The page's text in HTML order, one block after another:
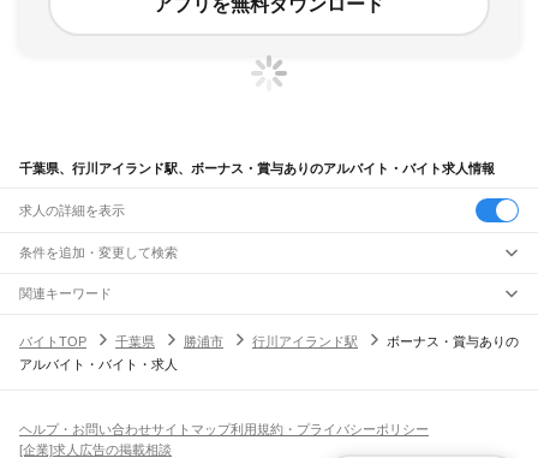
千葉県、行川アイランド駅、ボーナス・賞与ありのアルバイト・バイト求人情報
求人の詳細を表示
条件を追加・変更して検索
市区町村を追加・変更
千葉県すべて
千葉市 すべて
旭市習志野市柏市勝浦市市原市流山市八千代市我孫子市鴨川市鎌ケ谷市
駅を追加・変更
JR中央・総武線
市川駅本八幡駅下総中山駅 津田沼駅幕張本郷駅幕張駅
職種を追加・変更
飲食・フードサービスすべて
ホールスタッフキッチンスタッフ
人気
関連キーワード
バイトTOP
千葉県 勝浦市 行川アイランド駅
ボーナス・賞与ありの
アルバイト・バイト・求人
ヘルプ・お問い合わせサイトマップ利用規約・プライバシーポリシー
[企業]求人広告の掲載相談